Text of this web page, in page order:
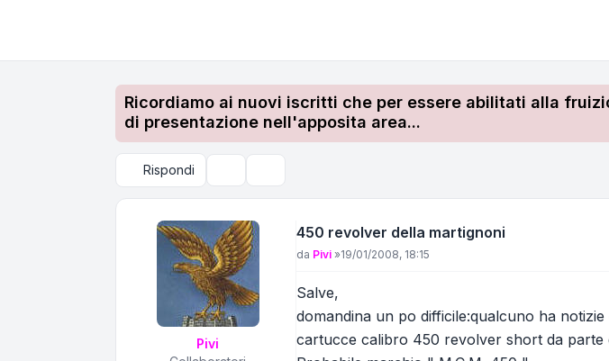
Ricordiamo ai nuovi iscritti che per essere abilitati alla
di presentazione nell'apposita area...
Rispondi
Pivi
450 revolver della martignoni
Messaggio
da Pivi »19/01/2008, 18:15
Salve,
domandina un po difficile:qualcuno ha
cartucce calibro 450 revolver short da parte